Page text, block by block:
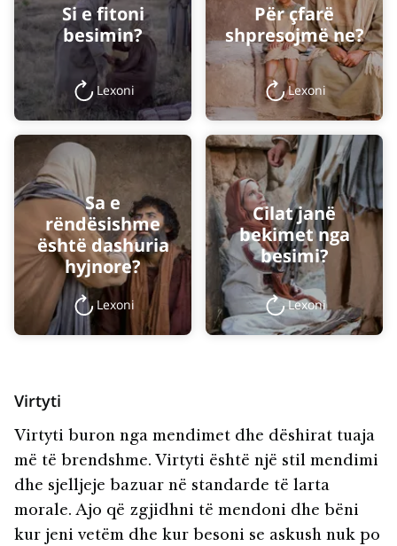
Si e fitoni
besimin?
Lexoni
Për çfarë
shpresojmë ne?
Lexoni
Sa e
rëndësishme
është dashuria
hyjnore?
Lexoni
Cilat janë
bekimet nga
besimi?
Lexoni
Virtyti
Virtyti buron nga mendimet dhe dëshirat tuaja
më të brendshme. Virtyti është një stil mendimi
dhe sjelljeje bazuar në standarde të larta
morale. Ajo që zgjidhni të mendoni dhe bëni
kur jeni vetëm dhe kur besoni se askush nuk po